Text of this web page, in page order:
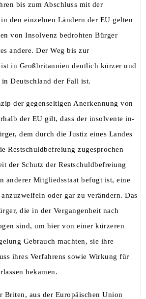
bis zum Abschluss mit der
den einzelnen Ländern der EU gelten
von Insolvenz bedrohten Bürger
andere. Der Weg bis zur
in Großbritannien deutlich kürzer und
Deutschland der Fall ist.
der gegenseitigen Anerkennung von
der EU gilt, dass der insolvente in-
dem durch die Justiz eines Landes
Restschuldbefreiung zugesprochen
der Schutz der Restschuldbefreiung
anderer Mitgliedsstaat befugt ist, eine
oder gar zu verändern. Das
die in der Vergangenheit nach
sind, um hier von einer kürzeren
Gebrauch machten, sie ihre
ihres Verfahrens sowie Wirkung für
bekamen.
Briten, aus der Europäischen Union